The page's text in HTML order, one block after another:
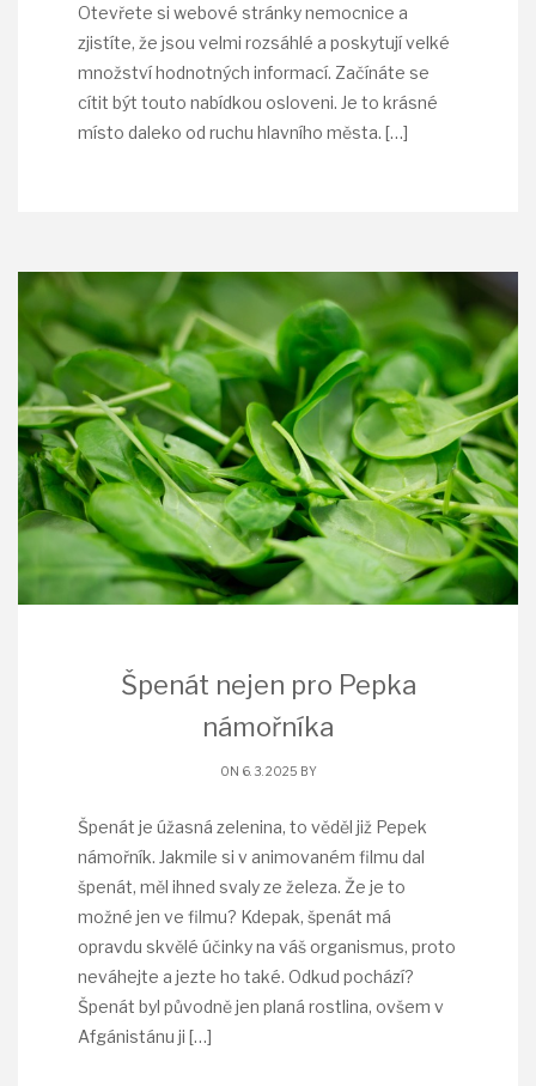
Otevřete si webové stránky nemocnice a
zjistíte, že jsou velmi rozsáhlé a poskytují velké
množství hodnotných informací. Začínáte se
cítit být touto nabídkou osloveni. Je to krásné
místo daleko od ruchu hlavního města. […]
Špenát nejen pro Pepka
námořníka
ON 6. 3. 2025 BY
Špenát je úžasná zelenina, to věděl již Pepek
námořník. Jakmile si v animovaném filmu dal
špenát, měl ihned svaly ze železa. Že je to
možné jen ve filmu? Kdepak, špenát má
opravdu skvělé účinky na váš organismus, proto
neváhejte a jezte ho také. Odkud pochází?
Špenát byl původně jen planá rostlina, ovšem v
Afgánistánu ji […]